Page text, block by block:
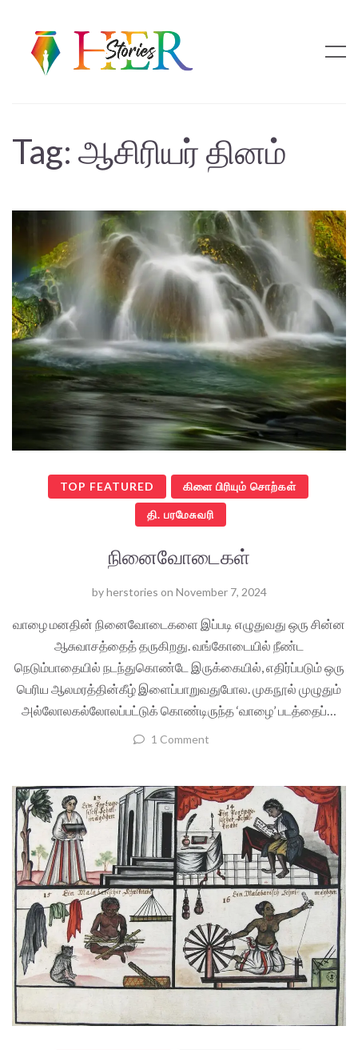
Tag: ஆசிரியர் தினம்
TOP FEATURED கிளை பிரியும் சொற்கள்
தி. பரமேசுவரி
நினைவோடைகள்
byherstories on November 7, 2024
வாழை மனதின் நினைவோடைகளை இப்படி எழுதுவது ஒரு சின்ன
ஆசுவாசத்தைத் தருகிறது. வங்கோடையில் நீண்ட
நெடும்பாதையில் நடந்துகொண்டே இருக்கையில், எதிர்ப்படும் ஒரு
பெரிய ஆலமரத்தின்கீழ் இளைப்பாறுவதுபோல. முகநூல் முழுதும்
அல்லோலகல்லோலப்பட்டுக் கொண்டிருந்த ‘வாழை’ படத்தைப்…
1 Comment